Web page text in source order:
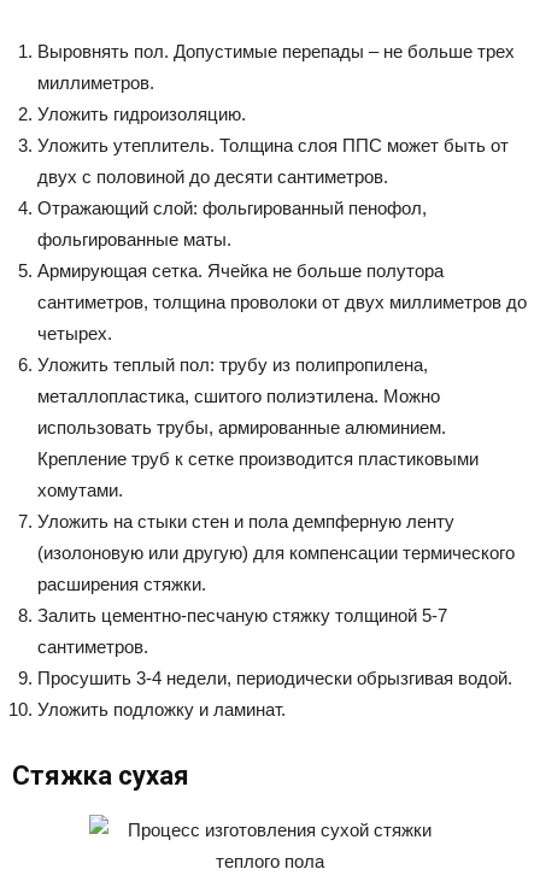
Выровнять пол. Допустимые перепады – не больше трех
миллиметров.
Уложить гидроизоляцию.
Уложить утеплитель. Толщина слоя ППС может быть от
двух с половиной до десяти сантиметров.
Отражающий слой: фольгированный пенофол,
фольгированные маты.
Армирующая сетка. Ячейка не больше полутора
сантиметров, толщина проволоки от двух миллиметров до
четырех.
Уложить теплый пол: трубу из полипропилена,
металлопластика, сшитого полиэтилена. Можно
использовать трубы, армированные алюминием.
Крепление труб к сетке производится пластиковыми
хомутами.
Уложить на стыки стен и пола демпферную ленту
(изолоновую или другую) для компенсации термического
расширения стяжки.
Залить цементно-песчаную стяжку толщиной 5-7
сантиметров.
Просушить 3-4 недели, периодически обрызгивая водой.
Уложить подложку и ламинат.
Стяжка сухая